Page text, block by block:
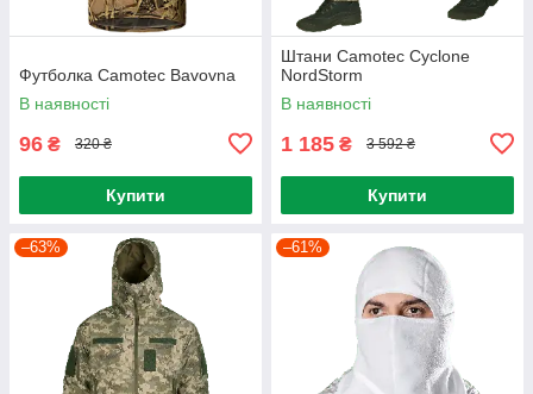
Футболка Camotec Bavovna
В наявності
96 ₴ 320 ₴
Купити
Штани Camotec Cyclone
NordStorm
В наявності
1 185 ₴ 3 592 ₴
Купити
–63% –61%